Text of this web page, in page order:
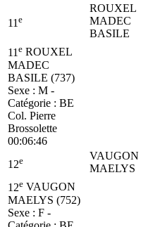
11 e
ROUXEL
MADEC
BASILE
11 e ROUXEL
MADEC
BASILE (737)
Sexe : M -
Catégorie : BE
Col. Pierre
Brossolette
00:06:46
12e
VAUGON
MAELYS
12e VAUGON
MAELYS (752)
Sexe : F -